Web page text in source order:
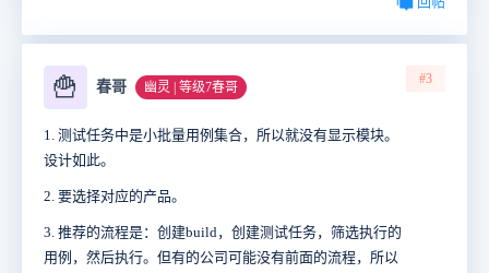
🍟 春哥 幽灵 | 等级7春哥
#3
1. 测试任务中是小批量用例集合，所以就没有显示模块。
设计如此。
2. 要选择对应的产品。
3. 推荐的流程是：创建build，创建测试任务，筛选执行的
用例，然后执行。但有的公司可能没有前面的流程，所以